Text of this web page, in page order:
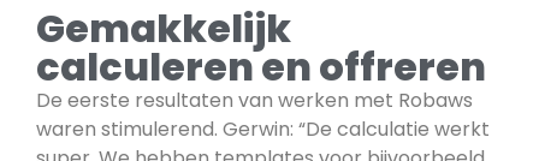
Gemakkelijk
calculeren en offreren
De eerste resultaten van werken met Robaws
waren stimulerend. Gerwin: “De calculatie werkt